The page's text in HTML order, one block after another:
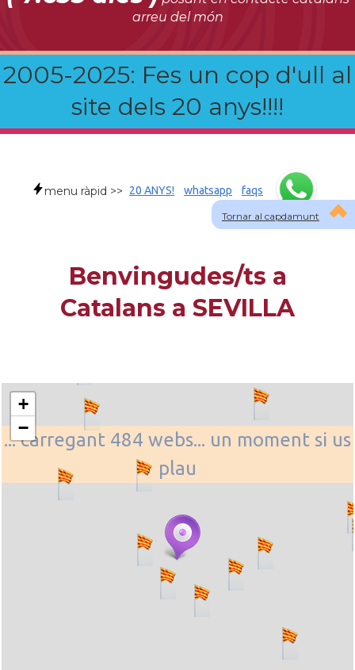
arreu del món
2005-2025: Fes un cop d'ull al
site dels 20 anys!!!!
Tornar al capdamunt
menu ràpid >> 20 ANYS! whatsapp faqs
Benvingudes/ts a
Catalans a SEVILLA
... carregant 484 webs... un moment si us
plau
+
−